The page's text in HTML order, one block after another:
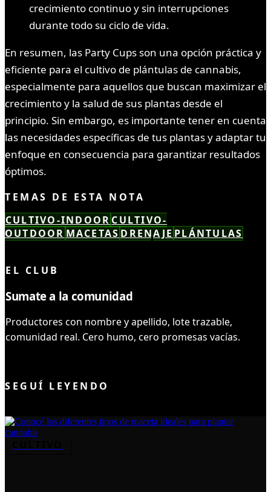
crecimiento continuo y sin interrupciones
durante todo su ciclo de vida.
En resumen, las Party Cups son una opción práctica y
eficiente para el cultivo de plántulas de cannabis,
especialmente para aquellos que buscan maximizar el
crecimiento y la salud de sus plantas desde el
principio. Sin embargo, es importante tener en cuenta
las necesidades específicas de tus plantas y adaptar tu
enfoque en consecuencia para garantizar resultados
óptimos.
TEMAS DE ESTA NOTA
CULTIVO-INDOOR CULTIVO-
OUTDOOR MACETAS DRENAJE PLÁNTULAS
EL CLUB
Sumate a la comunidad
Productores con nombre y apellido, lote trazable,
comunidad real. Cero humo, cero promesas vacías.
SEGUÍ LEYENDO